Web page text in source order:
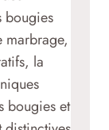
bougies
marbrage,
la
bougies et